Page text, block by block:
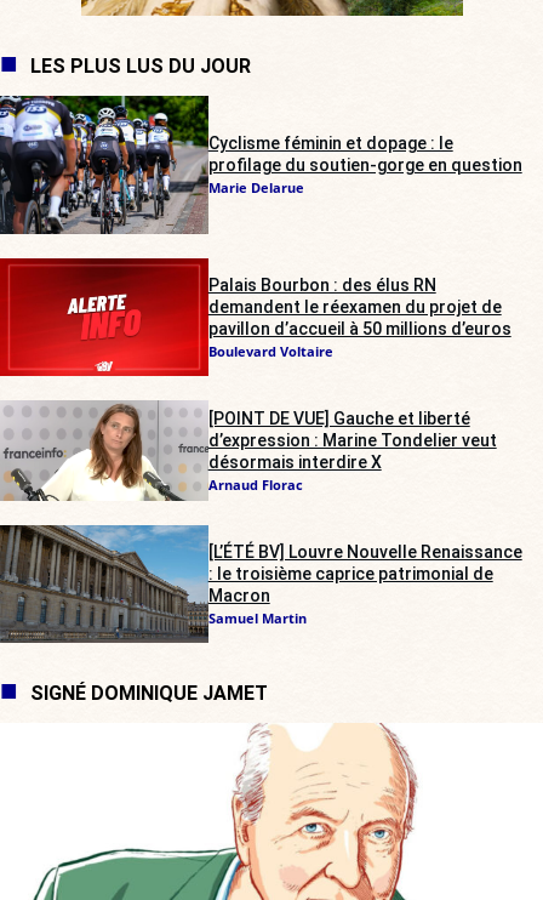
LES PLUS LUS DU JOUR
Cyclisme féminin et dopage : le
profilage du soutien-gorge en question
Marie Delarue
Palais Bourbon : des élus RN
demandent le réexamen du projet de
pavillon d’accueil à 50 millions d’euros
Boulevard Voltaire
[POINT DE VUE] Gauche et liberté
d’expression : Marine Tondelier veut
désormais interdire X
Arnaud Florac
[L’ÉTÉ BV] Louvre Nouvelle Renaissance
: le troisième caprice patrimonial de
Macron
Samuel Martin
SIGNÉ DOMINIQUE JAMET